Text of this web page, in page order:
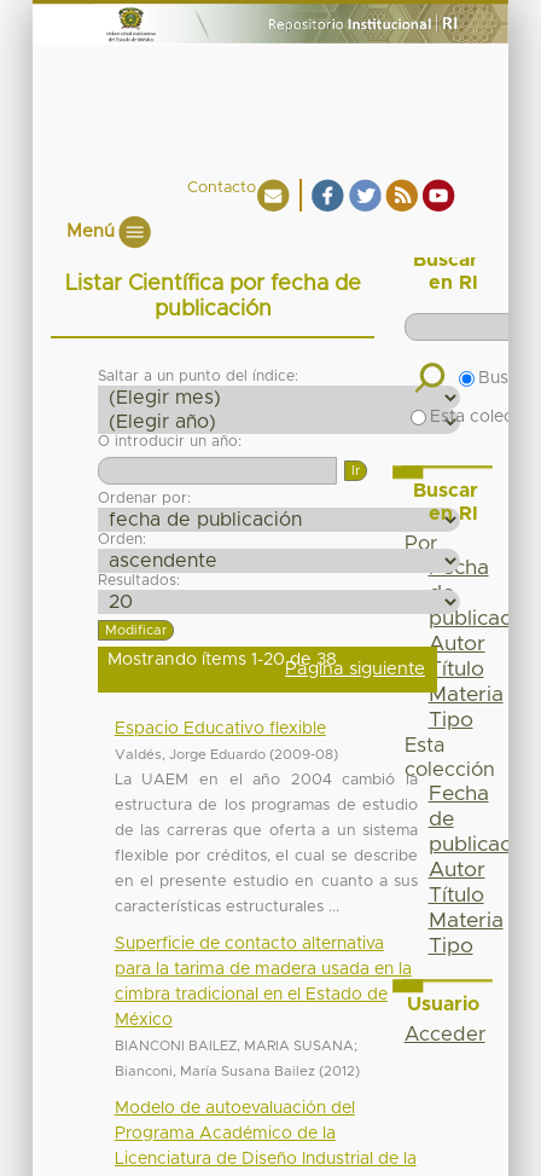
Contacto
Menú
Listar Científica por fecha de
publicación
Saltar a un punto del índice:
O introducir un año:
Ordenar por:
Orden:
Resultados:
Mostrando ítems 1-20 de 38Página siguiente
Espacio Educativo flexible
Valdés, Jorge Eduardo (2009-08)
La UAEM en el año 2004 cambió la
estructura de los programas de estudio
de las carreras que oferta a un sistema
flexible por créditos, el cual se describe
en el presente estudio en cuanto a sus
características estructurales ...
Superficie de contacto alternativa
para la tarima de madera usada en la
cimbra tradicional en el Estado de
México
BIANCONI BAILEZ, MARIA SUSANA;
Bianconi, María Susana Bailez (2012)
Modelo de autoevaluación del
Programa Académico de la
Licenciatura de Diseño Industrial de la
Buscar
en RI
Buscar
Esta
Buscar
en RI
Por
Fecha
de
publicación
Autor
Título
Materia
Tipo
Esta
colección
Fecha
de
publicación
Autor
Título
Materia
Tipo
Usuario
Acceder